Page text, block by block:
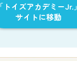
「トイズアカデミーJr.」
サイトに移動